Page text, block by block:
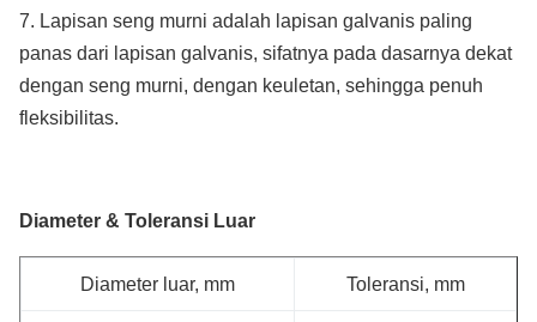
7. Lapisan seng murni adalah lapisan galvanis paling
panas dari lapisan galvanis, sifatnya pada dasarnya dekat
dengan seng murni, dengan keuletan, sehingga penuh
fleksibilitas.
Diameter & Toleransi Luar
Diameter luar, mm Toleransi, mm